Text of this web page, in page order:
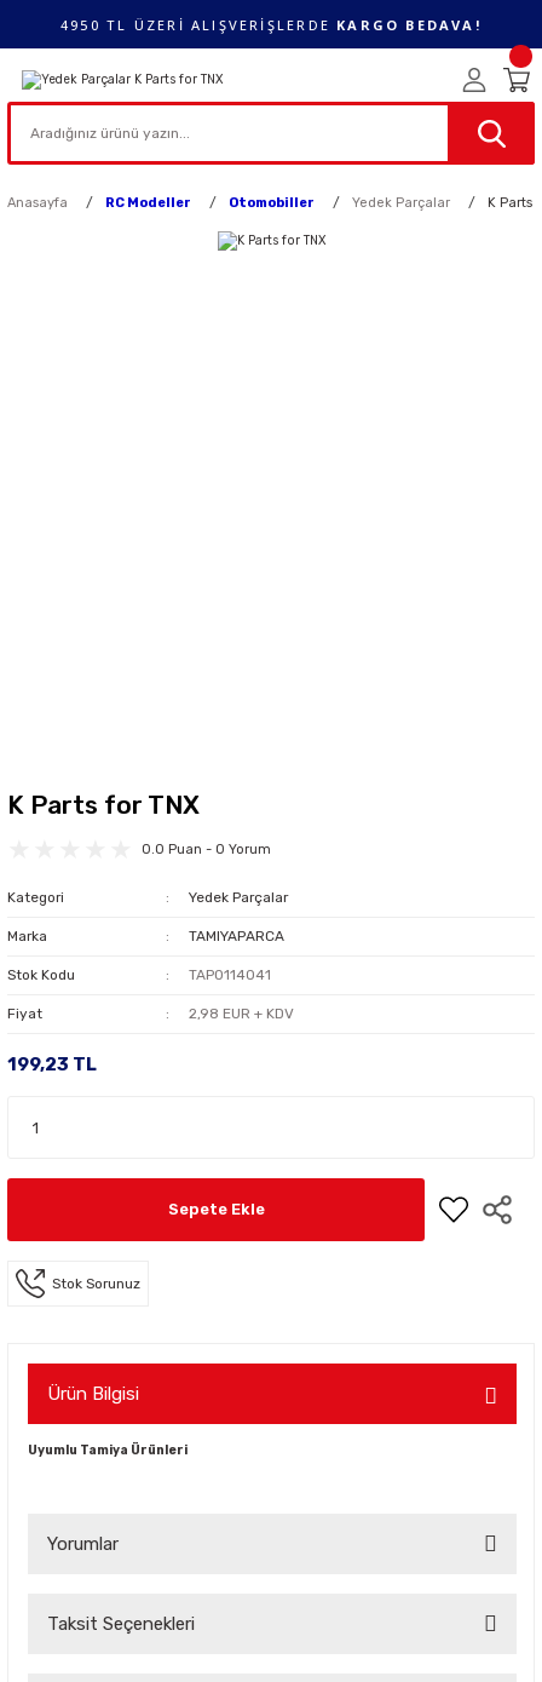
4950 TL ÜZERİ ALIŞVERİŞLERDE KARGO BEDAVA!
Anasayfa RC Modeller Otomobiller Yedek Parçalar K Parts
K Parts for TNX
0.0 Puan - 0 Yorum
Kategori Yedek Parçalar
Marka TAMIYAPARCA
Stok Kodu TAP0114041
Fiyat 2,98 EUR + KDV
199,23 TL
Sepete Ekle
Stok Sorunuz
Ürün Bilgisi
Uyumlu Tamiya Ürünleri
Yorumlar
Taksit Seçenekleri